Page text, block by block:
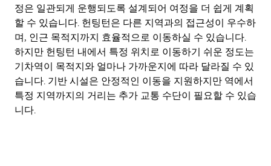
정은 일관되게 운행되도록 설계되어 여정을 더 쉽게 계획
할 수 있습니다. 헌팅턴은 다른 지역과의 접근성이 우수하
며, 인근 목적지까지 효율적으로 이동하실 수 있습니다.
하지만 헌팅턴 내에서 특정 위치로 이동하기 쉬운 정도는
기차역이 목적지와 얼마나 가까운지에 따라 달라질 수 있
습니다. 기반 시설은 안정적인 이동을 지원하지만 역에서
특정 지역까지의 거리는 추가 교통 수단이 필요할 수 있습
니다.